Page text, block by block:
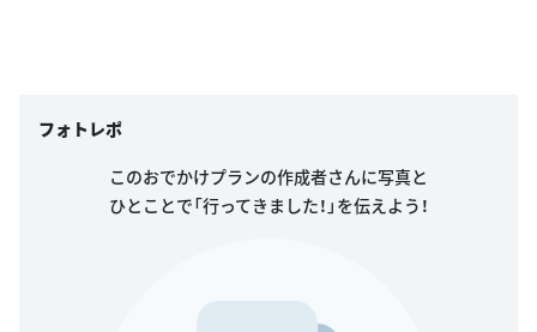
フォトレポ
このおでかけプランの作成者さんに写真と
ひとことで「行ってきました！」を伝えよう！